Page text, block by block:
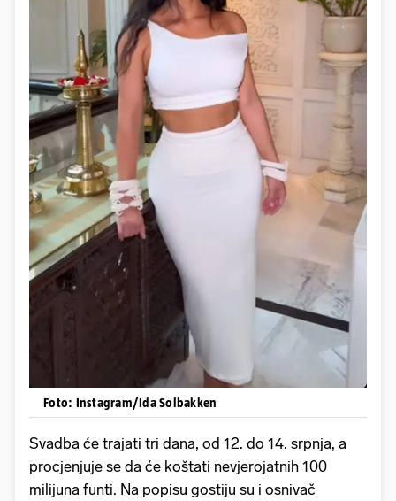
Foto: Instagram/Ida Solbakken
Svadba će trajati tri dana, od 12. do 14. srpnja, a
procjenjuje se da će koštati nevjerojatnih 100
milijuna funti. Na popisu gostiju su i osnivač